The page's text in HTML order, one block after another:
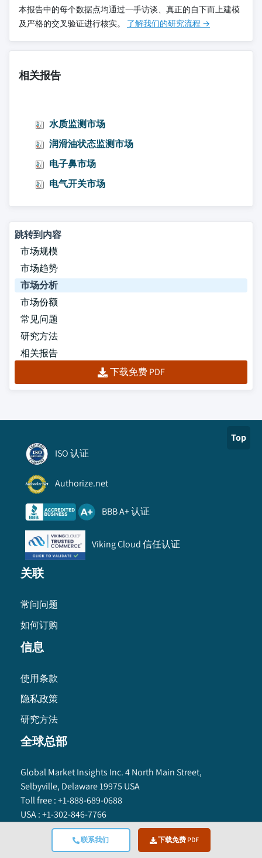
联系我们 下载免费 PDF
本报告中的每个数据点均通过一手访谈、真正的自下而上建模
及严格的交叉验证进行核实。 了解我们的研究流程 →
相关报告
水质监测市场
润滑油状态监测市场
电子鼻市场
电气开关市场
跳转到内容
市场规模
市场趋势
市场分析
市场份额
常见问题
研究方法
相关报告
下载免费 PDF
Top
ISO 认证
Authorize.net
BBB A+ 认证
Viking Cloud 信任认证
关联
常问问题
如何订购
信息
使用条款
隐私政策
研究方法
全球总部
Global Market Insights Inc. 4 North Main Street,
Selbyville, Delaware 19975 USA
Toll free :+1-888-689-0688
USA :+1-302-846-7766
+65-3129-7718
sales@gminsights.com